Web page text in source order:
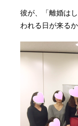
彼が、「離婚は
われる日が来る